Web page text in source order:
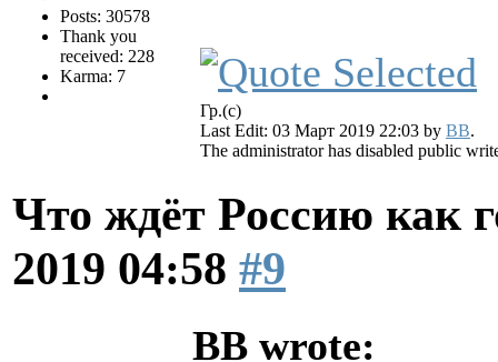
Posts: 30578
Thank you
received: 228
Karma: 7
Гр.(с)
Last Edit: 03 Март 2019 22:03 by BB.
The administrator has disabled public
Что ждёт Россию как
2019 04:58 #9
BB wrote: